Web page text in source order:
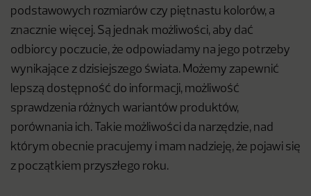
podstawowych rozmiarów czy piętnastu kolorów, a
znacznie więcej. Są jednak możliwości, aby dać
odbiorcy poczucie, że odpowiadamy na jego potrzeby
wynikające z dzisiejszego świata. Możemy zapewnić
lepszą dostępność do informacji, możliwość
sprawdzenia różnych wariantów produktów,
porównania ich. Takie możliwości da narzędzie, nad
którym obecnie pracujemy i mam nadzieję, że pojawi się
z początkiem przyszłego roku.